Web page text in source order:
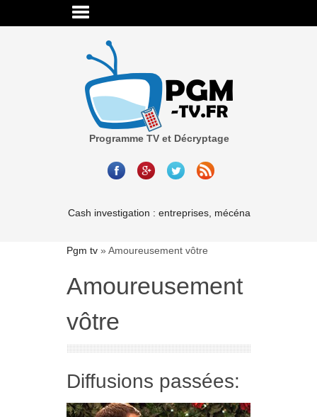
Programme TV et Décryptage
Cash investigation : entreprises, mécénat, associations-
Pgm tv » Amoureusement vôtre
Amoureusement
vôtre
Diffusions passées: